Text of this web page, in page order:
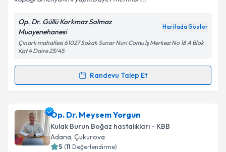
Kişisel verilerimin işlenmesine ilişkin
Metni'ni okudum ve kişisel verilerimin belirtilen
kapsamda işlenmesini kabul ediyorum.
Takvim Talebini Gönder
Op. Dr. Güllü Korkmaz Solmaz
Muayenehanesi
Haritada Göster
Çınarlı mahallesi 61027 Sokak Sunar Nuri Comu İş Merkezi No 18 A Blok
Kat 4 Daire 23/45
Randevu Talep Et
Randevu Takvimi Talebi
Op. Dr. Güllü Korkmaz Solmaz
talebi oluşturun. Size bu uzmandan randevu almanız
için bir takvim hazırlandığında e-posta ile
bilgilendireceğiz.
Op. Dr. Meysem Yorgun
Kulak Burun Boğaz hastalıkları - KBB
Adana, Çukurova
5 (11 Değerlendirme)